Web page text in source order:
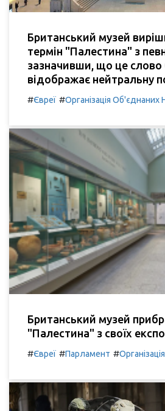
Британський музей
термін "Палестина" з
зазначивши, що це слово
відображає нейтральну
#Євреї #Організація Об'єднаних
Британський музей
"Палестина" з своїх
#Євреї #Парламент #